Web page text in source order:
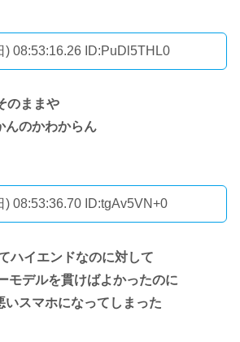
) 08:53:16.26 ID:PuDl5THL0
のままや
んのかわからん
) 08:53:36.70 ID:tgAv5VN+0
ハイエンドなのに対して
モデルを貫けばよかったのに
いスマホになってしまった